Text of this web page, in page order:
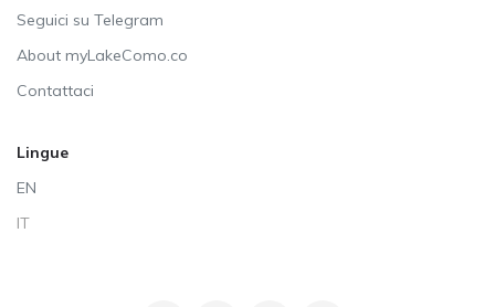
Seguici su Telegram
About myLakeComo.co
Contattaci
Lingue
EN
IT